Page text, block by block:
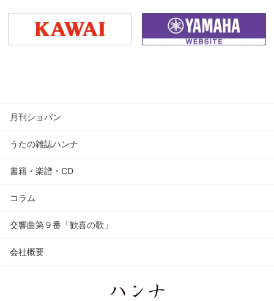
月刊ショパン
うたの雑誌ハンナ
書籍・楽譜・CD
コラム
交響曲第９番「歓喜の歌」
会社概要